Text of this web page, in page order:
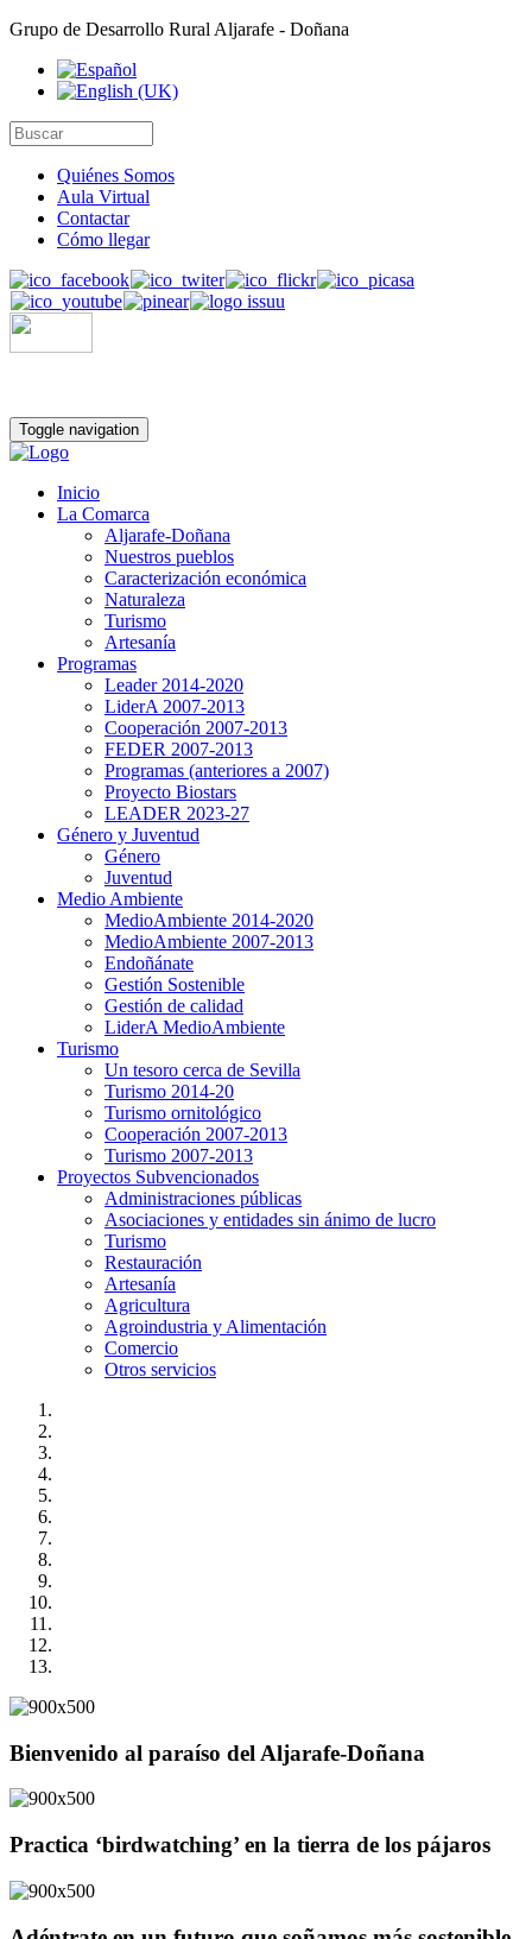
Grupo de Desarrollo Rural Aljarafe - Doñana
Quiénes Somos
Aula Virtual
Contactar
Cómo llegar
Toggle navigation
Inicio
La Comarca
Aljarafe-Doñana
Nuestros pueblos
Caracterización económica
Naturaleza
Turismo
Artesanía
Programas
Leader 2014-2020
LiderA 2007-2013
Cooperación 2007-2013
FEDER 2007-2013
Programas (anteriores a 2007)
Proyecto Biostars
LEADER 2023-27
Género y Juventud
Género
Juventud
Medio Ambiente
MedioAmbiente 2014-2020
MedioAmbiente 2007-2013
Endoñánate
Gestión Sostenible
Gestión de calidad
LiderA MedioAmbiente
Turismo
Un tesoro cerca de Sevilla
Turismo 2014-20
Turismo ornitológico
Cooperación 2007-2013
Turismo 2007-2013
Proyectos Subvencionados
Administraciones públicas
Asociaciones y entidades sin ánimo de lucro
Turismo
Restauración
Artesanía
Agricultura
Agroindustria y Alimentación
Comercio
Otros servicios
Bienvenido al paraíso del Aljarafe-Doñana
Practica ‘birdwatching’ en la tierra de los pájaros